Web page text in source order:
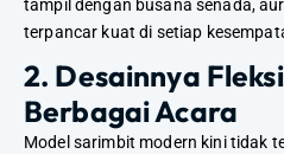
tampil dengan busana senada,
terpancar kuat di setiap
2. Desainnya
Berbagai Acara
Model sarimbit modern kini tidak